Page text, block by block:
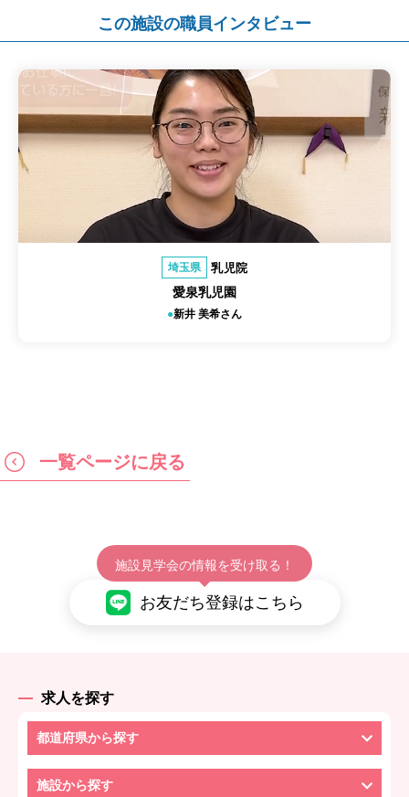
この施設の職員インタビュー
埼玉県 乳児院
愛泉乳児園
新井 美希さん
一覧ページに戻る
施設見学会の情報を受け取る！
お友だち登録はこちら
求人を探す
都道府県から探す
施設から探す